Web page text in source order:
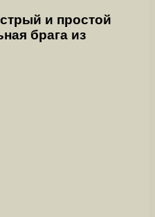
и простой
брага из